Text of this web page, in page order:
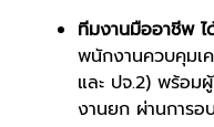
ทีมงานมืออาชีพ
พนักงานควบคุมเ
และ ปจ.2) พร้อ
งานยก ผ่านการอ